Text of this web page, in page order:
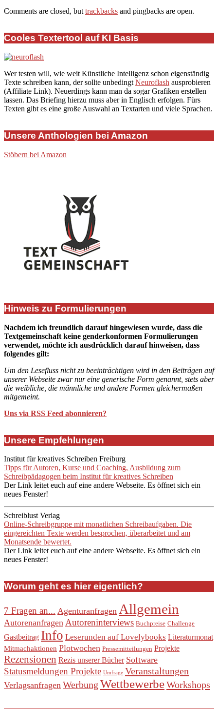
Comments are closed, buttrackbacks and pingbacks are open.
Cooles Textertool auf KI Basis
Wer testen will, wie weit Künstliche Intelligenz schon eigenständig
Texte schreiben kann, der sollte unbedingt Neuroflash ausprobieren
(Affiliate Link). Neuerdings kann man da sogar Grafiken erstellen
lassen. Das Briefing hierzu muss aber in Englisch erfolgen. Fürs
Texten gibt es eine große Auswahl an Textarten und viele Sprachen.
Unsere Anthologien bei Amazon
Stöbern bei Amazon
Hinweis zu Formulierungen
Nachdem ich freundlich darauf hingewiesen wurde, dass die
Textgemeinschaft keine genderkonformen Formulierungen
verwendet, möchte ich ausdrücklich darauf hinweisen, dass
folgendes gilt:
Um den Lesefluss nicht zu beeinträchtigen wird in den Beiträgen auf
unserer Webseite zwar nur eine generische Form genannt, stets aber
die weibliche, die männliche und andere Formen gleichermaßen
mitgemeint.
Uns via RSS Feed abonnieren?
Unsere Empfehlungen
Institut für kreatives Schreiben Freiburg
Tipps für Autoren, Kurse und Coaching, Ausbildung zum
Schreibpädagogen beim Institut für kreatives Schreiben
Der Link leitet euch auf eine andere Webseite. Es öffnet sich ein
neues Fenster!
Schreiblust Verlag
Online-Schreibgruppe mit monatlichen Schreibaufgaben. Die
eingereichten Texte werden besprochen, überarbeitet und am
Monatsende bewertet.
Der Link leitet euch auf eine andere Webseite. Es öffnet sich ein
neues Fenster!
Worum geht es hier eigentlich?
7 Fragen an... Agenturanfragen Allgemein
Autorenanfragen Autoreninterviews Buchpreise Challenge
Gastbeitrag Info Leserunden auf Lovelybooks Literaturmonat
Mitmachaktionen Plotwochen Pressemitteilungen Projekte
Rezensionen Rezis unserer Bücher Software
Statusmeldungen Projekte Umfrage Veranstaltungen
Verlagsanfragen Werbung WettbewerbeWorkshops